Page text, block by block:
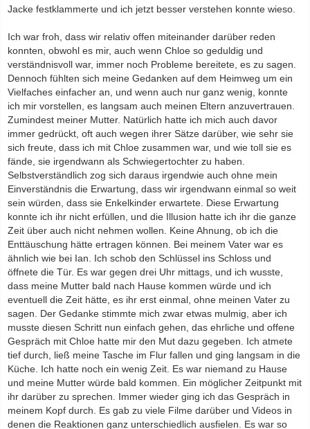
Jacke festklammerte und ich jetzt besser verstehen konnte wieso.
Ich war froh, dass wir relativ offen miteinander darüber reden
konnten, obwohl es mir, auch wenn Chloe so geduldig und
verständnisvoll war, immer noch Probleme bereitete, es zu sagen.
Dennoch fühlten sich meine Gedanken auf dem Heimweg um ein
Vielfaches einfacher an, und wenn auch nur ganz wenig, konnte
ich mir vorstellen, es langsam auch meinen Eltern anzuvertrauen.
Zumindest meiner Mutter. Natürlich hatte ich mich auch davor
immer gedrückt, oft auch wegen ihrer Sätze darüber, wie sehr sie
sich freute, dass ich mit Chloe zusammen war, und wie toll sie es
fände, sie irgendwann als Schwiegertochter zu haben.
Selbstverständlich zog sich daraus irgendwie auch ohne mein
Einverständnis die Erwartung, dass wir irgendwann einmal so weit
sein würden, dass sie Enkelkinder erwartete. Diese Erwartung
konnte ich ihr nicht erfüllen, und die Illusion hatte ich ihr die ganze
Zeit über auch nicht nehmen wollen. Keine Ahnung, ob ich die
Enttäuschung hätte ertragen können. Bei meinem Vater war es
ähnlich wie bei Ian. Ich schob den Schlüssel ins Schloss und
öffnete die Tür. Es war gegen drei Uhr mittags, und ich wusste,
dass meine Mutter bald nach Hause kommen würde und ich
eventuell die Zeit hätte, es ihr erst einmal, ohne meinen Vater zu
sagen. Der Gedanke stimmte mich zwar etwas mulmig, aber ich
musste diesen Schritt nun einfach gehen, das ehrliche und offene
Gespräch mit Chloe hatte mir den Mut dazu gegeben. Ich atmete
tief durch, ließ meine Tasche im Flur fallen und ging langsam in die
Küche. Ich hatte noch ein wenig Zeit. Es war niemand zu Hause
und meine Mutter würde bald kommen. Ein möglicher Zeitpunkt mit
ihr darüber zu sprechen. Immer wieder ging ich das Gespräch in
meinem Kopf durch. Es gab zu viele Filme darüber und Videos in
denen die Reaktionen ganz unterschiedlich ausfielen. Es war so